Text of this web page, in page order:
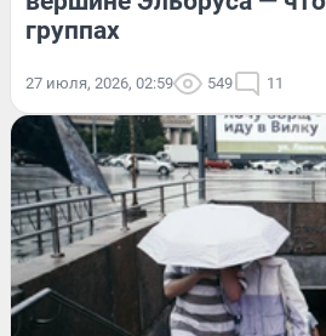
группах
27 июля, 2026, 02:59 549 11